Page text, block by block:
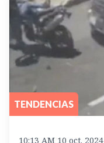
TENDENCIAS
10:13 AM 10 oct. 2024